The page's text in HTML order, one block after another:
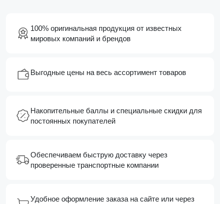
100% оригинальная продукция от известных
мировых компаний и брендов
Выгодные цены на весь ассортимент товаров
Накопительные баллы и специальные скидки для
постоянных покупателей
Обеспечиваем быструю доставку через
проверенные транспортные компании
Удобное оформление заказа на сайте или через